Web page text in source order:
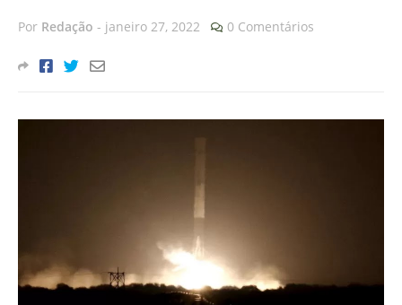
Por Redação - janeiro 27, 2022 0 Comentários